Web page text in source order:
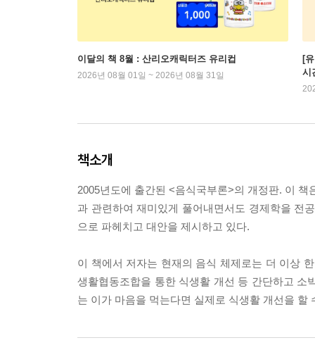
이달의 책 8월 : 산리오캐릭터즈 유리컵
2026년 08월 01일 ~ 2026년 08월 31일
[
시
책소개
2005년도에 출간된 <음식국부론>의 개정판. 이
과 관련하여 재미있게 풀어내면서도 경제학을 전
으로 파헤치고 대안을 제시하고 있다.
이 책에서 저자는 현재의 음식 체제로는 더 이상
생활협동조합을 통한 식생활 개선 등 간단하고 소
는 이가 마음을 먹는다면 실제로 식생활 개선을 할